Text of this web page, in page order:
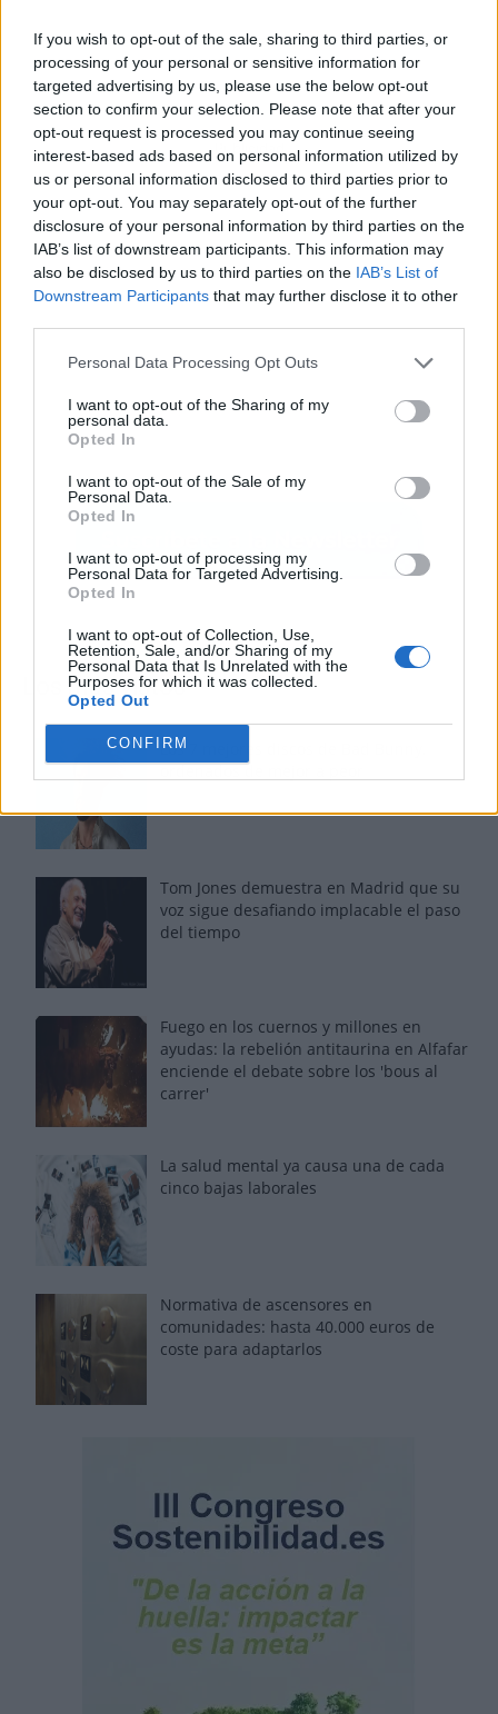
If you wish to opt-out of the sale, sharing to third parties, or
processing of your personal or sensitive information for
targeted advertising by us, please use the below opt-out
section to confirm your selection. Please note that after your
opt-out request is processed you may continue seeing
interest-based ads based on personal information utilized by
us or personal information disclosed to third parties prior to
your opt-out. You may separately opt-out of the further
disclosure of your personal information by third parties on the
IAB’s list of downstream participants. This information may
also be disclosed by us to third parties on the IAB’s List of
Downstream Participants that may further disclose it to other
Personal Data Processing Opt Outs
I want to opt-out of the Sharing of my
personal data.
Opted In
I want to opt-out of the Sale of my
Personal Data.
Opted In
I want to opt-out of processing my
Personal Data for Targeted Advertising.
Opted In
I want to opt-out of Collection, Use,
Retention, Sale, and/or Sharing of my
Personal Data that Is Unrelated with the
Purposes for which it was collected.
Opted Out
CONFIRM
Publicidad
Los más vistos
Los 7 mejores discos de Bad Bunny,
ordenados de mejor a peor
Tom Jones demuestra en Madrid que su
voz sigue desafiando implacable el paso
del tiempo
Fuego en los cuernos y millones en
ayudas: la rebelión antitaurina en Alfafar
enciende el debate sobre los 'bous al
carrer'
La salud mental ya causa una de cada
cinco bajas laborales
Normativa de ascensores en
comunidades: hasta 40.000 euros de
coste para adaptarlos